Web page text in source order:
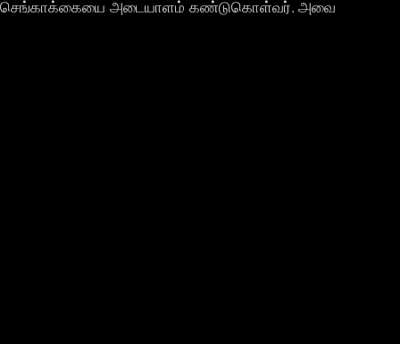
செங்காக்கையை அடையாளம் கண்டுகொள்வர். அவை